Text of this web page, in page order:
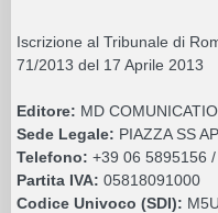
Iscrizione al Tribunale di
71/2013 del 17 Aprile 2013
Editore: MD
Sede Legale: PIAZZA SS
Telefono: +39 06 5895156
Partita IVA: 05818091000
Codice Univoco (SDI):